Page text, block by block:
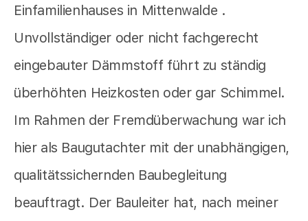
Einfamilienhauses in Mittenwalde .
Unvollständiger oder nicht fachgerecht
eingebauter Dämmstoff führt zu ständig
überhöhten Heizkosten oder gar Schimmel.
Im Rahmen der Fremdüberwachung war ich
hier als Baugutachter mit der unabhängigen,
qualitätssichernden Baubegleitung
beauftragt. Der Bauleiter hat, nach meiner